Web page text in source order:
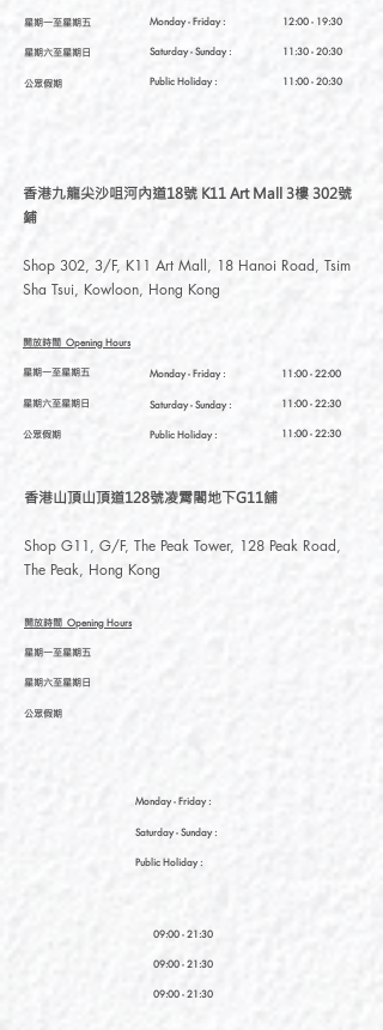
星期一至星期五
星期六至星期日
公眾假期
12:00 - 19:30
11:30 - 20:30
11:00 - 20:30
Monday - Friday :
Saturday- Sunday :
Public Holiday :
11:00 - 22:00
11:00 - 22:30
11:00 - 22:30
香港九龍尖沙咀河內道18號 K11 Art Mall 3樓 302號
鋪
Shop 302, 3/F, K11 Art Mall, 18 Hanoi Road, Tsim
Sha Tsui, Kowloon, Hong Kong
開放時間 Opening Hours
星期一至星期五
星期六至星期日
公眾假期
Monday - Friday :
Saturday- Sunday :
Public Holiday :
香港山頂山頂道128號凌霄閣地下G11舖
Shop G11, G/F, The Peak Tower, 128 Peak Road,
The Peak, Hong Kong
開放時間 Opening Hours
星期一至星期五
星期六至星期日
公眾假期
Monday - Friday :
Saturday- Sunday :
Public Holiday :
09:00 - 21:30
09:00 - 21:30
09:00 - 21:30